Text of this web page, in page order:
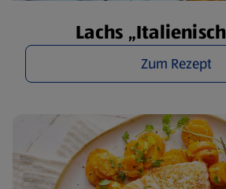
Lachs
Zum Rezept